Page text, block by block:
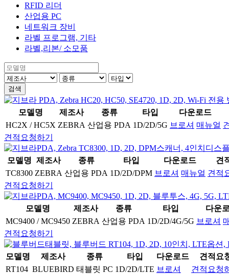
RFID 리더
산업용 PC
네트워크 장비
라벨 프로그램, 기타
라벨,리본/ 소모품
검색
모델명 제조사 종류 타입
다운로드
HC2X / HC5X ZEBRA 산업용 PDA 1D/2D/5G 브로셔 매뉴얼
견적요청하기
모델명 제조사 종류 타입 다운로드
견
TC8300 ZEBRA 산업용 PDA 1D/2D/DPM 브로셔 매뉴얼 견적
견적요청하기
모델명 제조사 종류 타입
다운
MC9400 / MC9450 ZEBRA 산업용 PDA 1D/2D/4G/5G 브로셔
견적요청하기
모델명 제조사 종류 타입 다운로드
견적요
RT104 BLUEBIRD 태블릿 PC 1D/2D/LTE 브로셔
견적요청